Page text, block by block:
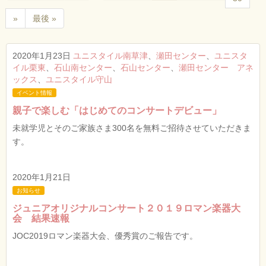
» 最後 »
2020年1月23日 ユニスタイル南草津 瀬田センター
ユニスタ
イル栗東
石山南センター 石山センター
瀬田センター アネ
ックス
ユニスタイル守山
イベント情報
親子で楽しむ「はじめてのコンサートデビュー」
未就学児とそのご家族さま300名を無料ご招待させていただきま
す。
2020年1月21日
お知らせ
ジュニアオリジナルコンサート２０１９ロマン楽器大
会 結果速報
JOC2019ロマン楽器大会、優秀賞のご報告です。